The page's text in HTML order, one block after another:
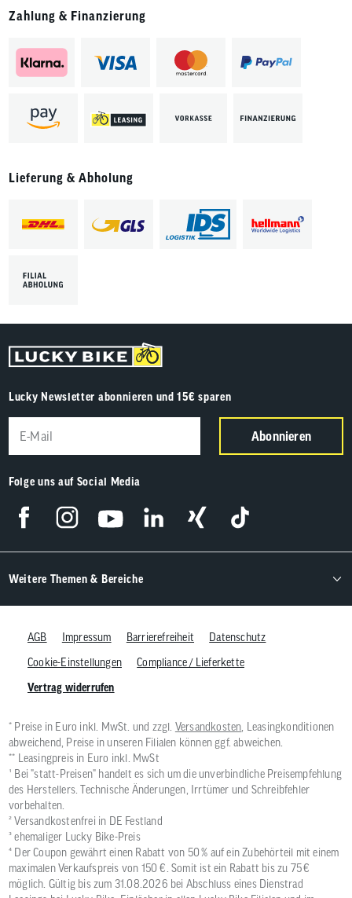
Zahlung & Finanzierung
Lieferung & Abholung
Lucky Newsletter abonnieren und 15€ sparen
Abonnieren
Folge uns auf Social Media
Weitere Themen & Bereiche
AGB Impressum Barrierefreiheit
Datenschutz
Cookie-Einstellungen
Compliance / Lieferkette
Vertrag widerrufen
* Preise in Euro inkl. MwSt. und zzgl. Versandkosten, Leasingkonditionen
abweichend, Preise in unseren Filialen können ggf. abweichen.
** Leasingpreis in Euro inkl. MwSt
¹ Bei "statt-Preisen" handelt es sich um die unverbindliche Preisempfehlung
des Herstellers. Technische Änderungen, Irrtümer und Schreibfehler
vorbehalten.
² Versandkostenfrei in DE Festland
³ ehemaliger Lucky Bike-Preis
⁴ Der Coupon gewährt einen Rabatt von 50 % auf ein Zubehörteil mit einem
maximalen Verkaufspreis von 150 €. Somit ist ein Rabatt bis zu 75 €
möglich. Gültig bis zum 31.08.2026 bei Abschluss eines Dienstrad